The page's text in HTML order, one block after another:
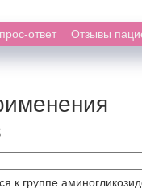
ответ Отзывы
к группе